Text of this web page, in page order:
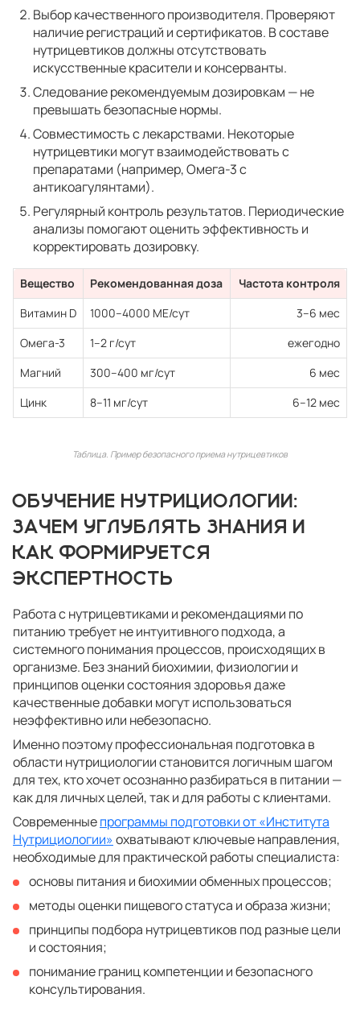
Выбор качественного производителя. Проверяют
наличие регистраций и сертификатов. В составе
нутрицевтиков должны отсутствовать
искусственные красители и консерванты.
Следование рекомендуемым дозировкам — не
превышать безопасные нормы.
Совместимость с лекарствами. Некоторые
нутрицевтики могут взаимодействовать с
препаратами (например, Омега-3 с
антикоагулянтами).
Регулярный контроль результатов. Периодические
анализы помогают оценить эффективность и
корректировать дозировку.
Вещество Рекомендованная доза
Частота контроля
Витамин D
1000–4000 МЕ/сут
3–6 мес
Омега-3
1–2 г/сут
ежегодно
Магний
300–400 мг/сут
6 мес
Цинк
8–11 мг/сут 6–12 мес
Таблица. Пример безопасного приема нутрицевтиков
ОБУЧЕНИЕ НУТРИЦИОЛОГИИ:
ЗАЧЕМ УГЛУБЛЯТЬ ЗНАНИЯ И
КАК ФОРМИРУЕТСЯ
ЭКСПЕРТНОСТЬ
Работа с нутрицевтиками и рекомендациями по
питанию требует не интуитивного подхода, а
системного понимания процессов, происходящих в
организме. Без знаний биохимии, физиологии и
принципов оценки состояния здоровья даже
качественные добавки могут использоваться
неэффективно или небезопасно.
Именно поэтому профессиональная подготовка в
области нутрициологии становится логичным шагом
для тех, кто хочет осознанно разбираться в питании —
как для личных целей, так и для работы с клиентами.
Современныепрограммы подготовки от «Института
Нутрициологии»охватывают ключевые направления,
необходимые для практической работы специалиста:
основы питания и биохимии обменных процессов;
методы оценки пищевого статуса и образа жизни;
принципы подбора нутрицевтиков под разные цели
и состояния;
понимание границ компетенции и безопасного
консультирования.